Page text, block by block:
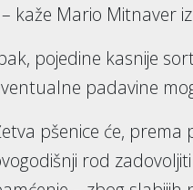
– kaže Mario Mitnaver
pojedine kasnije
padavine
pšenice će,
rod